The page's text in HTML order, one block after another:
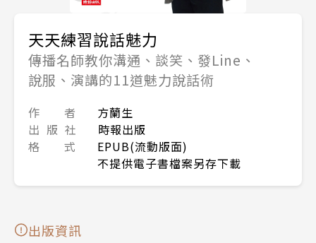
天天練習說話魅力
傳播名師教你溝通、談笑、發Line、
說服、演講的11道魅力說話術
作 者
方蘭生
出 版 社
時報出版
格 式
EPUB(流動版面)
不提供電子書檔案另存下載
出版資訊